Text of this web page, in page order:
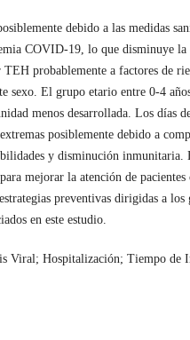
debido a las medidas
COVID-19, lo que disminuye
probablemente a factores de
sexo. El grupo etario entre 0-4
menos desarrollada. Los días
posiblemente debido a
y disminución inmunitaria.
mejorar la atención de
preventivas dirigidas a los
en este estudio.
Viral; Hospitalización; Tiempo de